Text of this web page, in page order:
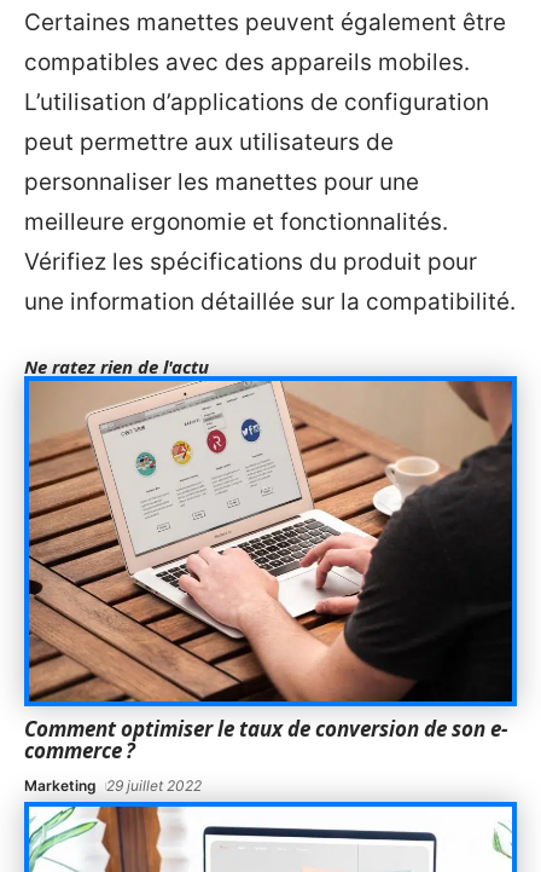
Certaines manettes peuvent également être
compatibles avec des appareils mobiles.
L’utilisation d’applications de configuration
peut permettre aux utilisateurs de
personnaliser les manettes pour une
meilleure ergonomie et fonctionnalités.
Vérifiez les spécifications du produit pour
une information détaillée sur la compatibilité.
Ne ratez rien de l'actu
Comment optimiser le taux de conversion de son e-
commerce ?
Marketing 29 juillet 2022